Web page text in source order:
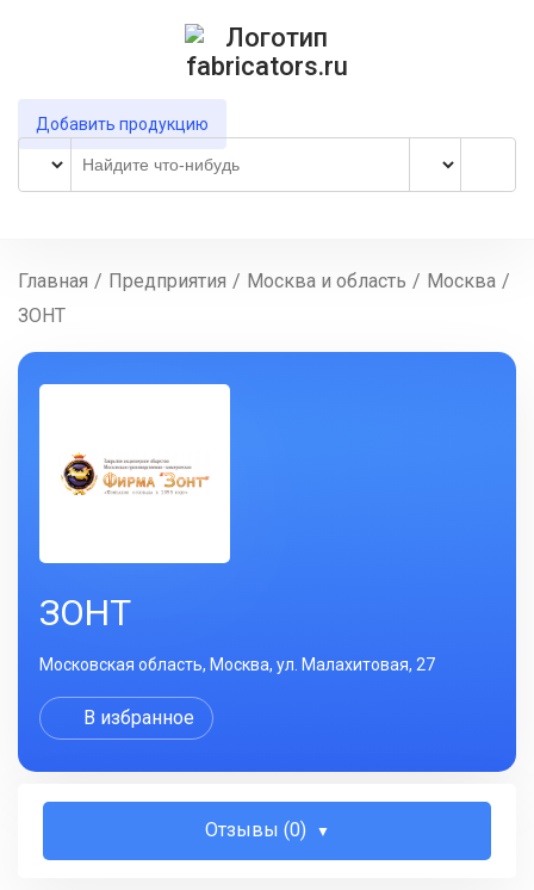
Добавить продукцию
Главная / Предприятия / Москва и область / Москва /
ЗОНТ
ЗОНТ
Московская область, Москва, ул. Малахитовая, 27
В избранное
Отзывы (0)